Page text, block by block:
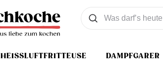
HEISSLUFTFRITTEUSE DAMPFGARER
Was wollen Sie suchen
Suchen